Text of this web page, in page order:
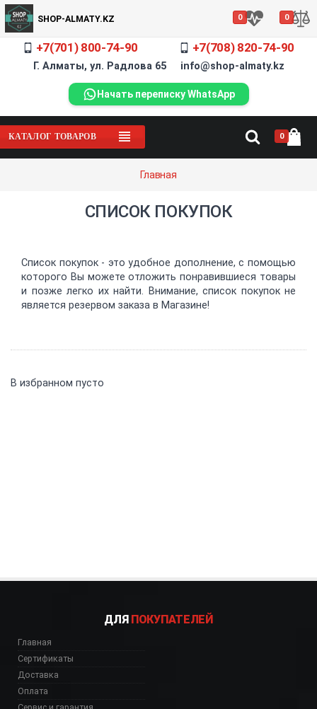
SHOP-ALMATY.KZ 0 0
+7(701) 800-74-90 +7(708) 820-74-90
Г. Алматы, ул. Радлова 65 info@shop-almaty.kz
Начать переписку WhatsApp
КАТАЛОГ ТОВАРОВ 0
Главная
СПИСОК ПОКУПОК
Список покупок - это удобное дополнение, с помощью
которого Вы можете отложить понравившиеся товары
и позже легко их найти. Внимание, список покупок не
является резервом заказа в Магазине!
В избранном пусто
ДЛЯ ПОКУПАТЕЛЕЙ
Главная
Сертификаты
Доставка
Оплата